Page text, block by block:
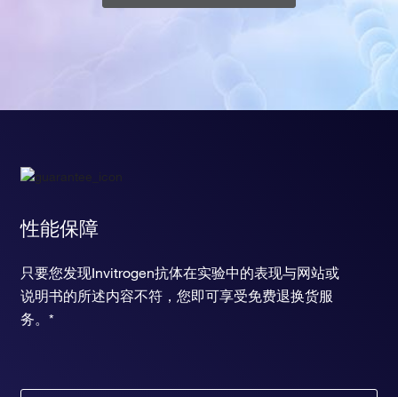
性能保障
只要您发现Invitrogen抗体在实验中的表现与网站或
说明书的所述内容不符，您即可享受免费退换货服
务。*